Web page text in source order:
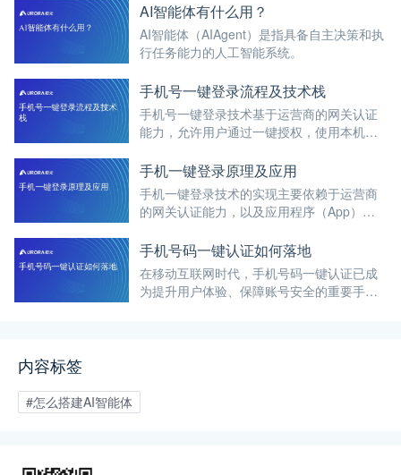
AI智能体有什么用？
AI智能体（AIAgent）是指具备自主决策和执
行任务能力的人工智能系统。
手机号一键登录流程及技术栈
手机号一键登录技术基于运营商的网关认证
能力，允许用户通过一键授权，使用本机手
输入账号密码或等待短信验证码。
手机一键登录原理及应用
手机一键登录技术的实现主要依赖于运营商
的网关认证能力，以及应用程序（App）与
手机号码一键认证如何落地
在移动互联网时代，手机号码一键认证已成
为提升用户体验、保障账号安全的重要手
内容标签
#怎么搭建AI智能体